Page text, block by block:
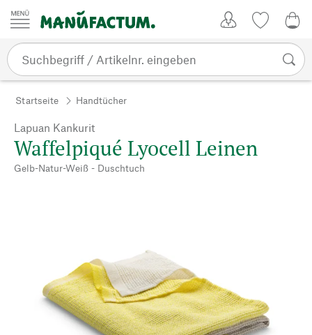
Zum Inhalt springen
Startseite Handtücher
Lapuan Kankurit
Waffelpiqué Lyocell Leinen
Gelb-Natur-Weiß - Duschtuch